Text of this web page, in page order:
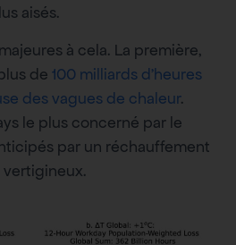
aisés.
à cela. La première,
de 100 milliards d’heures
des vagues de chaleur.
le plus concerné par le
par un réchauffement
vertigineux.